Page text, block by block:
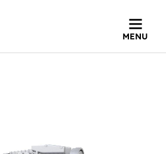
MENU
plošina pro převážení